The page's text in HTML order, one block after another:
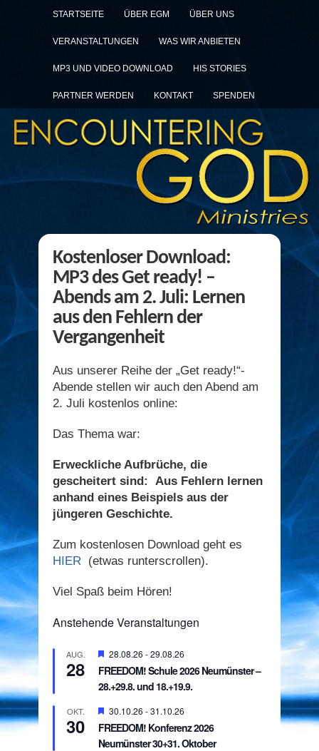
STARTSEITE ÜBER EGM ÜBER UNS
VERANSTALTUNGEN WAS WIR ANBIETEN
MP3 UND VIDEO DOWNLOAD HIS STORIES
PARTNER WERDEN KONTAKT SPENDEN
Kostenloser Download:
MP3 des Get ready! –
Abends am 2. Juli: Lernen
aus den Fehlern der
Vergangenheit
Aus unserer Reihe der „Get ready!“-
Abende stellen wir auch den Abend am
2. Juli kostenlos online:
Das Thema war:
Erweckliche Aufbrüche, die
gescheitert sind: Aus Fehlern lernen
anhand eines Beispiels aus der
jüngeren Geschichte.
Zum kostenlosen Download geht es
HIER (etwas runterscrollen).
Viel Spaß beim Hören!
Anstehende Veranstaltungen
AUG.
28
Hervorgehoben
28.08.26 -29.08.26
FREEDOM! Schule 2026 Neumünster –
28.+29.8. und 18.+19.9.
OKT.
30
Hervorgehoben
30.10.26 -31.10.26
FREEDOM! Konferenz 2026
Neumünster 30+31. Oktober